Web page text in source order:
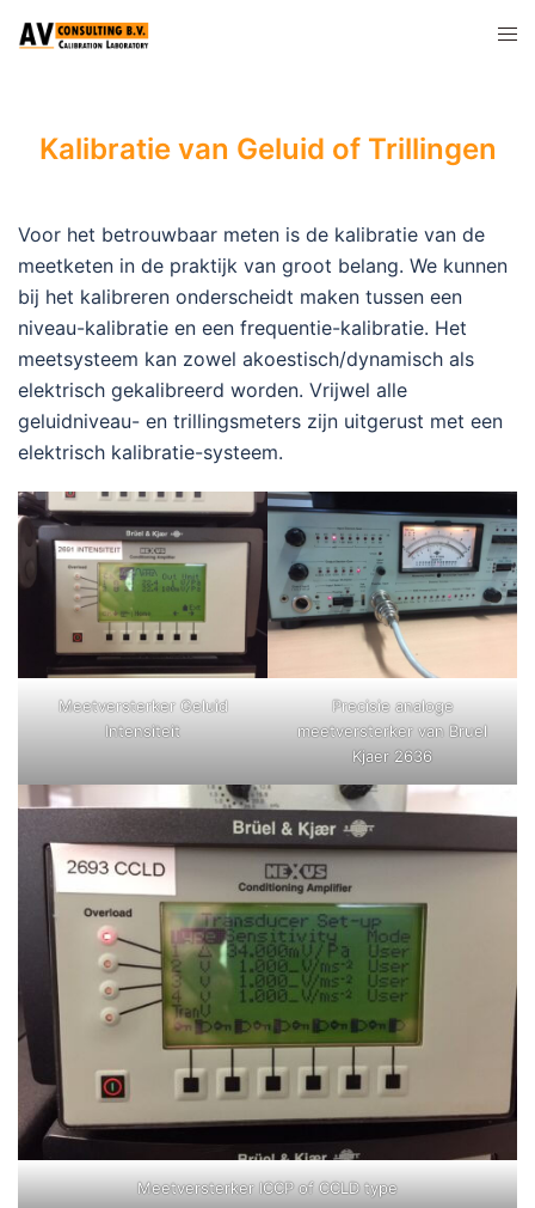
Kalibratie van Geluid of Trillingen
Voor het betrouwbaar meten is de kalibratie van de
meetketen in de praktijk van groot belang. We kunnen
bij het kalibreren onderscheidt maken tussen een
niveau-kalibratie en een frequentie-kalibratie. Het
meetsysteem kan zowel akoestisch/dynamisch als
elektrisch gekalibreerd worden. Vrijwel alle
geluidniveau- en trillingsmeters zijn uitgerust met een
elektrisch kalibratie-systeem.
Meetversterker Geluid
Intensiteit
Precisie analoge
meetversterker van Bruel
Kjaer 2636
Meetversterker ICCP of CCLD type